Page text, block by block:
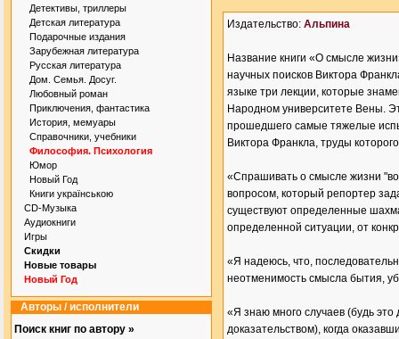
Детективы, триллеры
Детская литература
Подарочные издания
Зарубежная литература
Русская литература
Дом. Семья. Досуг.
Любовный роман
Приключения, фантастика
История, мемуары
Справочники, учебники
Философия. Психология
Юмор
Новый Год
Книги українською
CD-Музыка
Аудиокниги
Игры
Скидки
Новые товары
Новый Год
Авторы / исполнители
Поиск книг по автору »
Издательство: Альпина
Название книги «О смысле
научных поисков Виктора
языке три лекции, которые
Народном университете Вены.
прошедшего самые тяжелые
Виктора Франкла, труды
«Спрашивать о смысле жизни
вопросом, который репортер
существуют определенные
определенной ситуации, от
«Я надеюсь, что,
неотменимость смысла бытия,
«Я знаю много случаев (будь
доказательством), когда